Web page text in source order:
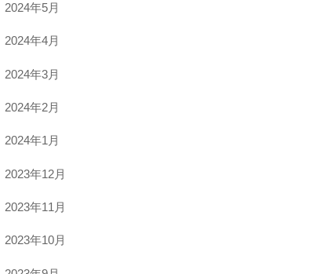
2024年5月
2024年4月
2024年3月
2024年2月
2024年1月
2023年12月
2023年11月
2023年10月